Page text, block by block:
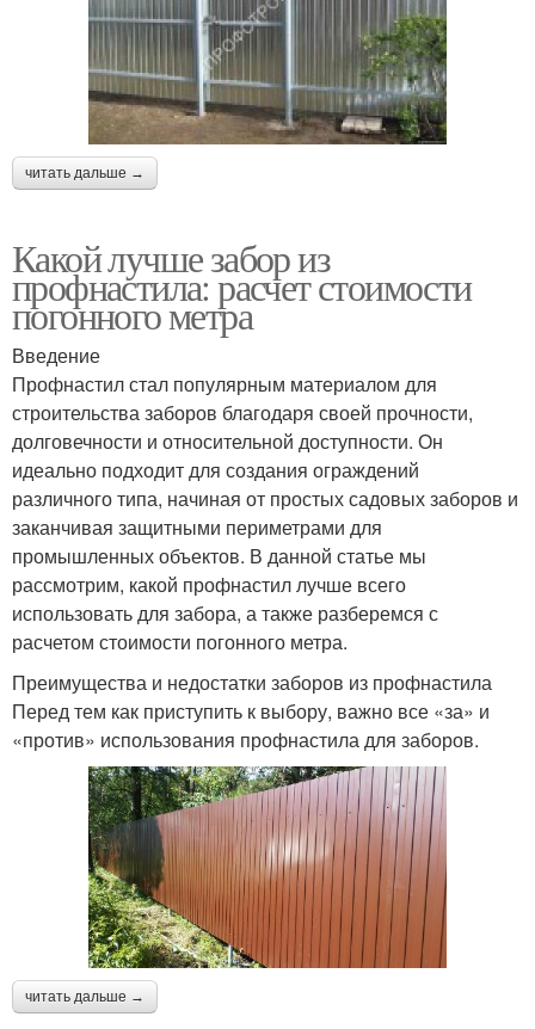
читать дальше →
Какой лучше забор из
профнастила: расчет стоимости
погонного метра
Введение
Профнастил стал популярным материалом для
строительства заборов благодаря своей прочности,
долговечности и относительной доступности. Он
идеально подходит для создания ограждений
различного типа, начиная от простых садовых заборов и
заканчивая защитными периметрами для
промышленных объектов. В данной статье мы
рассмотрим, какой профнастил лучше всего
использовать для забора, а также разберемся с
расчетом стоимости погонного метра.
Преимущества и недостатки заборов из профнастила
Перед тем как приступить к выбору, важно все «за» и
«против» использования профнастила для заборов.
читать дальше →